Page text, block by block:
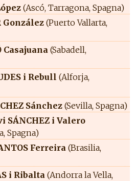
(Ascó, Tarragona, Spagna)
González(Puerto Vallarta,
Casajuana (Sabadell,
i Rebull (Alforja,
Sánchez (Sevilla, Spagna)
SÁNCHEZ i Valero
Spagna)
Ferreira (Brasilia,
i Ribalta (Andorra la Vella,